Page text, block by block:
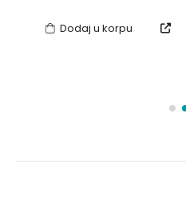
Dodaj u korpu